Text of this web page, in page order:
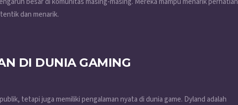
dan menarik.
DI DUNIA GAMING
tetapi juga memiliki pengalaman nyata di dunia game. Dyland adalah